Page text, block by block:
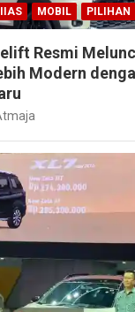
MOBIL PILIHAN
Resmi
Modern